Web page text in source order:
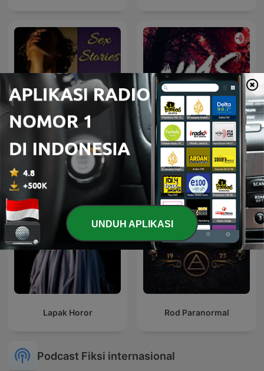
Sex Stories NMS ARDAN RADIO
Lapak Horor Rod Paranormal
Podcast Fiksi internasional
UNDUH APLIKASI